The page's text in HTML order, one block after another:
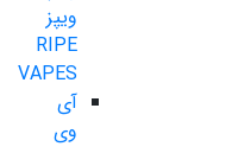
ویپز
RIPE
VAPES
آی
وی